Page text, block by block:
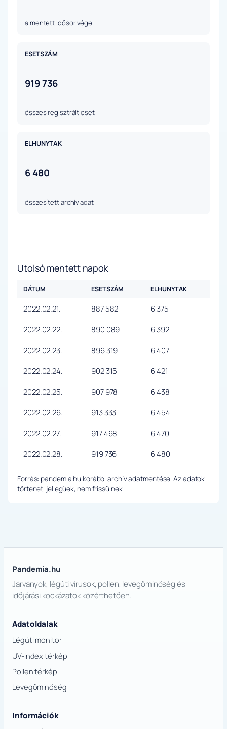
a mentett idősor vége
ESETSZÁM
919 736
összes regisztrált eset
ELHUNYTAK
6 480
összesített archív adat
Utolsó mentett napok
DÁTUM ESETSZÁM ELHUNYTAK
2022.02.21. 887 582
6 375
2022.02.22.
890 089
6 392
2022.02.23.
896 319
6 407
2022.02.24.
902 315
6 421
2022.02.25.
907 978
6 438
2022.02.26.
913 333
6 454
2022.02.27.
917 468
6 470
2022.02.28.
919 736 6 480
Forrás: pandemia.hu korábbi archív adatmentése. Az adatok
történeti jellegűek, nem frissülnek.
Pandemia.hu
Járványok, légúti vírusok, pollen, levegőminőség és
időjárási kockázatok közérthetően.
Adatoldalak
Légúti monitor
UV-index térkép
Pollen térkép
Levegőminőség
Információk